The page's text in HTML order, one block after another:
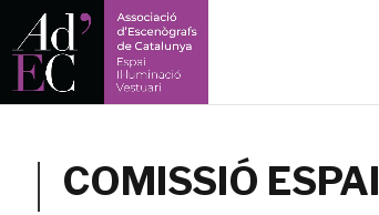
COMISSIÓ ESPAI